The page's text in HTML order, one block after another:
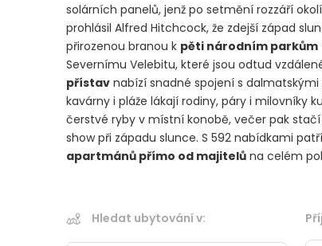
solárních panelů, jenž po setmění rozzáří
prohlásil Alfred Hitchcock, že zdejší západ
přirozenou branou k pěti národním parkům
Severnímu Velebitu, které jsou odtud
přístavnabízí snadné spojení s
kavárny i pláže lákají rodiny, páry i milovníky
čerstvé ryby v místní konobě, večer pak
show při západu slunce. S 592 nabídkami
apartmánů přímo od majitelůna celém
Hledat ubytování v: